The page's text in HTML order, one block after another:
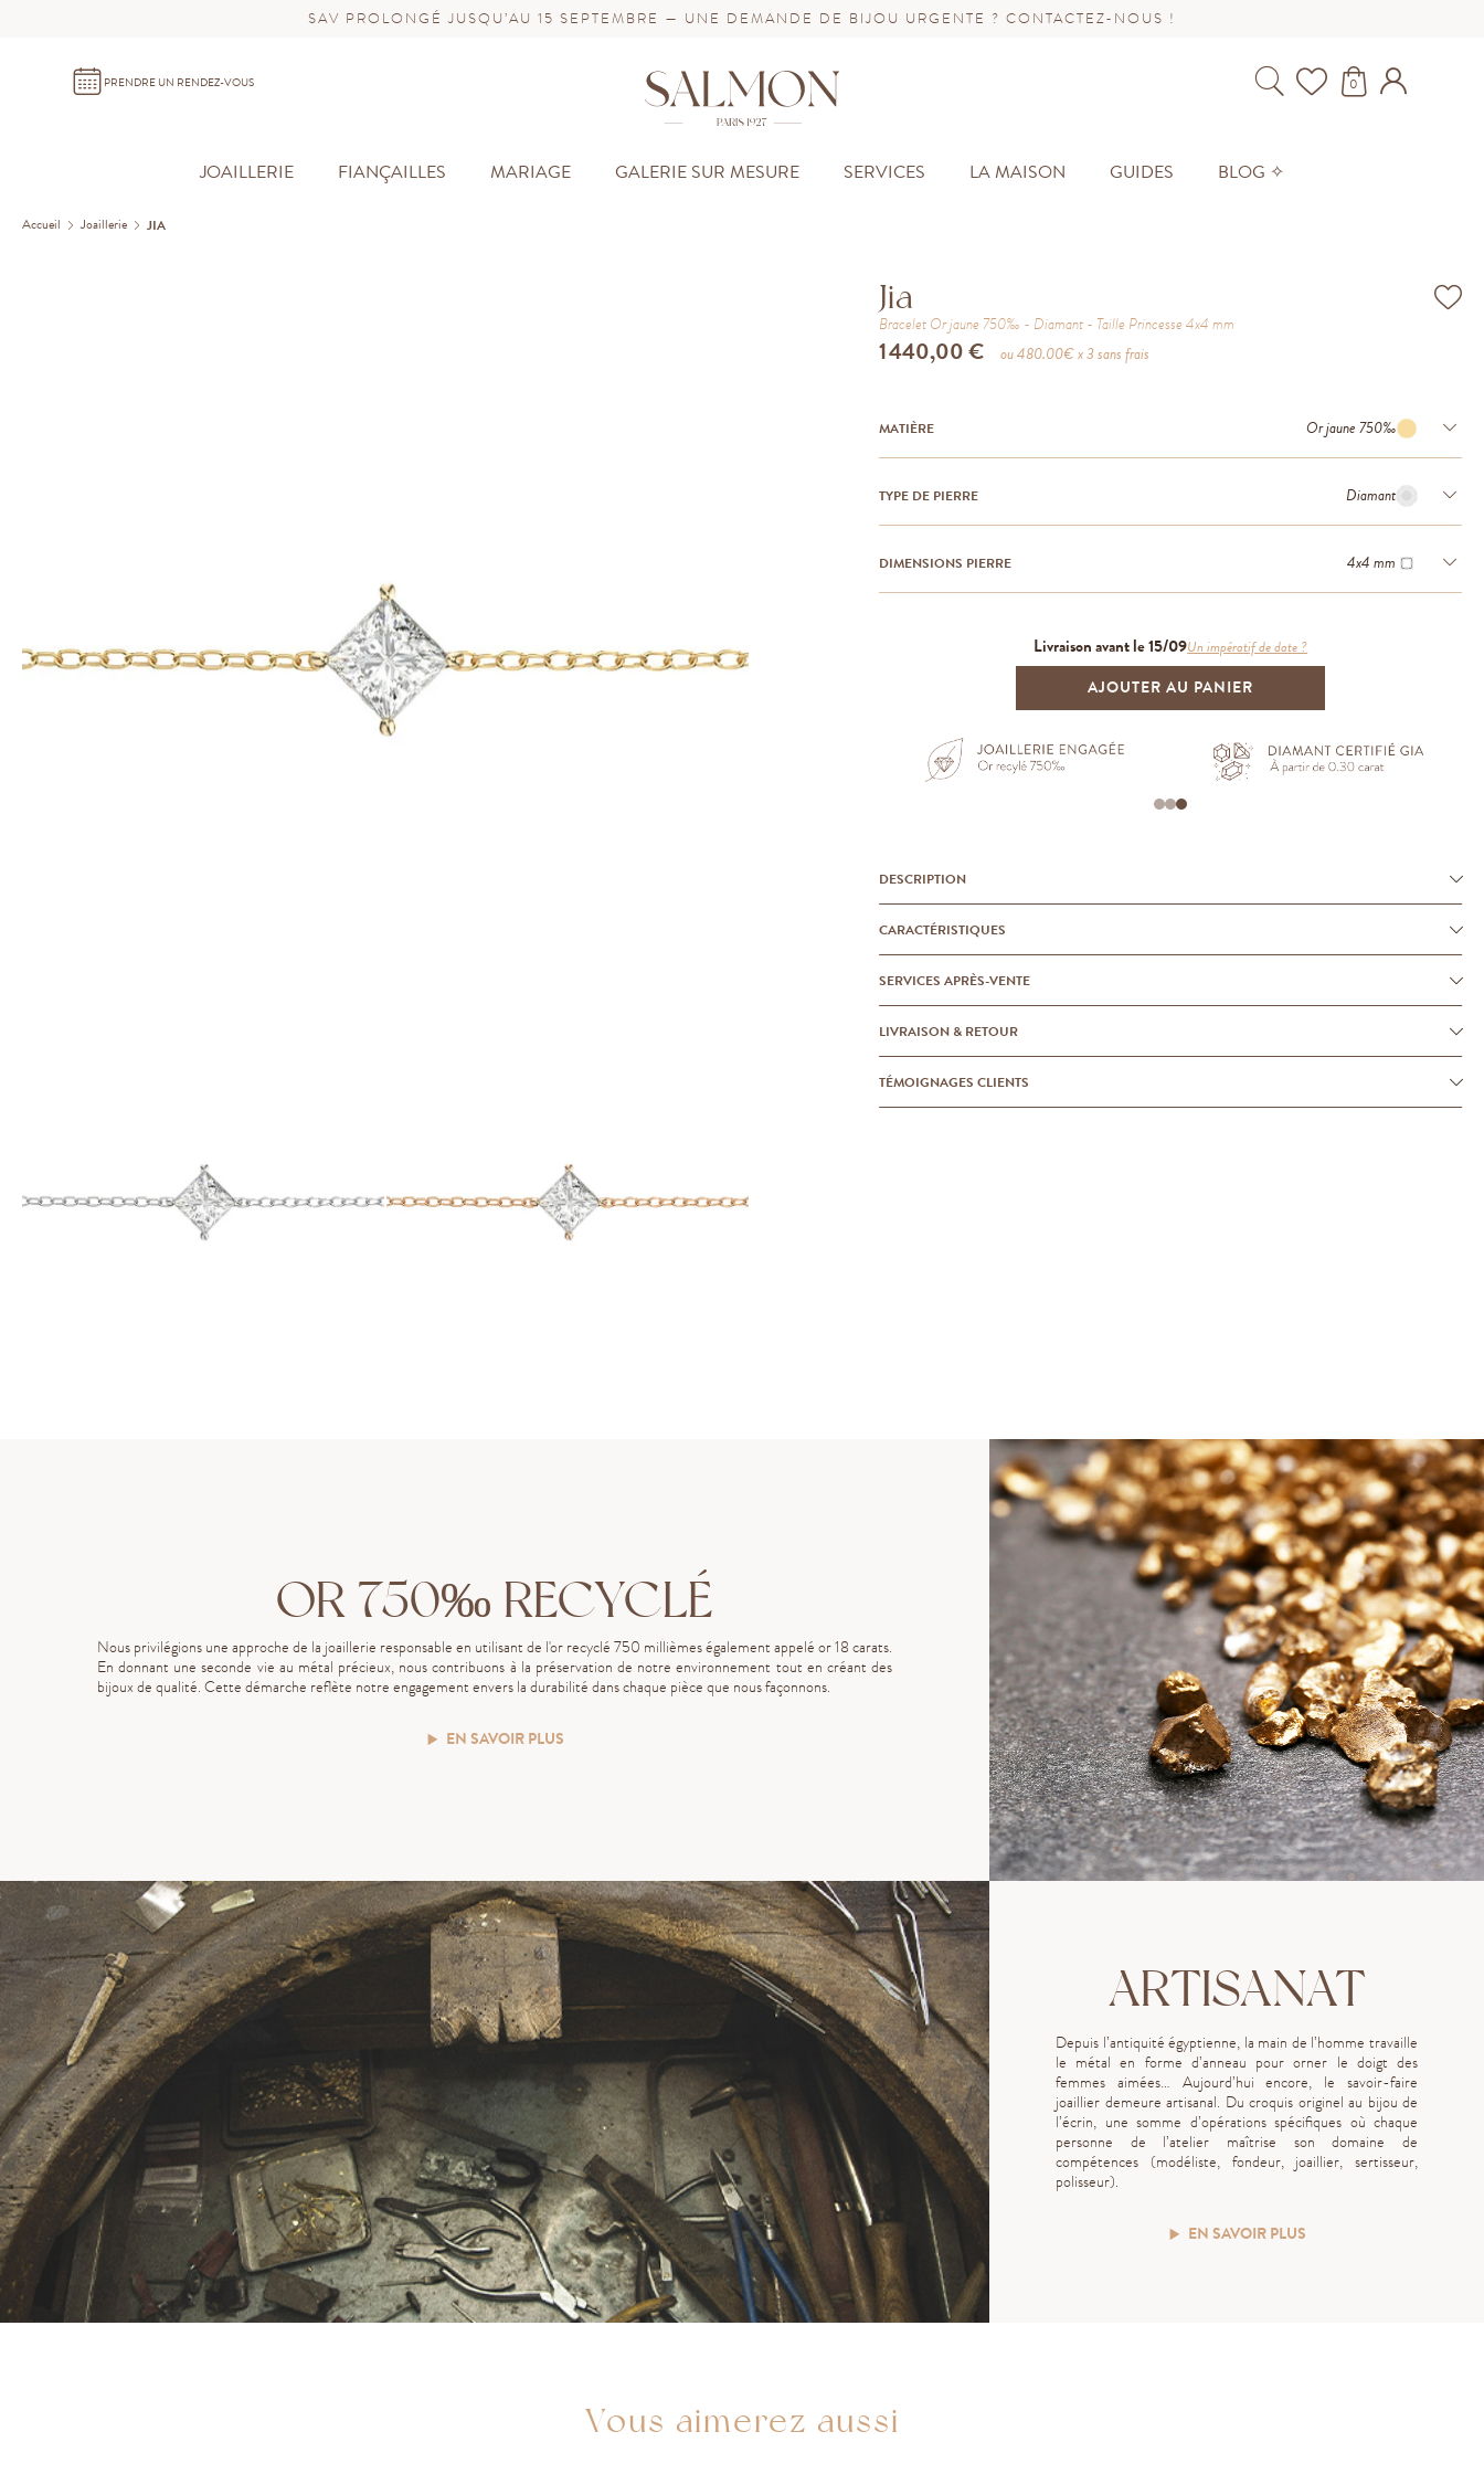
SAV PROLONGÉ JUSQU’AU 15 SEPTEMBRE — UNE DEMANDE DE BIJOU URGENTE ? CONTACTEZ-NOUS !
PRENDRE UN RENDEZ-VOUS
JOAILLERIE FIANÇAILLES MARIAGE GALERIE SUR MESURE SERVICES LA MAISON GUIDES BLOG ✧
0
Accueil Joaillerie JIA
Jia
BraceletOr jaune 750‰ Diamant Taille Princesse 4x4 mm
1 440,00 € ou480.00€ x 3 sans frais
MATIÈRE Or jaune 750‰
TYPE DE PIERRE Diamant
DIMENSIONS PIERRE 4x4 mm
Livraison avant le 15/09Un impératif de date ?
AJOUTER AU PANIER
DESCRIPTION
CARACTÉRISTIQUES
SERVICES APRÈS-VENTE
LIVRAISON & RETOUR
TÉMOIGNAGES CLIENTS
OR 750‰ RECYCLÉ
Nous privilégions une approche de la joaillerie responsable en utilisant de l'or recyclé 750 millièmes également appelé or 18 carats.
En donnant une seconde vie au métal précieux, nous contribuons à la préservation de notre environnement tout en créant des
bijoux de qualité. Cette démarche reflète notre engagement envers la durabilité dans chaque pièce que nous façonnons.
EN SAVOIR PLUS
ARTISANAT
Depuis l’antiquité égyptienne, la main de l’homme travaille
le métal en forme d’anneau pour orner le doigt des
femmes aimées… Aujourd’hui encore, le savoir-faire
joaillier demeure artisanal. Du croquis originel au bijou de
l’écrin, une somme d’opérations spécifiques où chaque
personne de l’atelier maîtrise son domaine de
compétences (modéliste, fondeur, joaillier, sertisseur,
polisseur).
EN SAVOIR PLUS
Vous aimerez aussi